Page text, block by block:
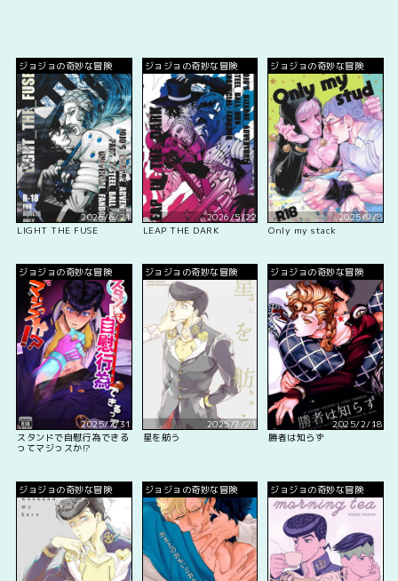
ジョジョの奇妙な冒険
2026/6/21
LIGHT THE FUSE
ジョジョの奇妙な冒険
2026/5/22
LEAP THE DARK
ジョジョの奇妙な冒険
2025/9/8
Only my stack
ジョジョの奇妙な冒険
2025/7/31
スタンドで自慰行為できる
ってマジっスか!?
ジョジョの奇妙な冒険
2025/7/21
星を舫う
ジョジョの奇妙な冒険
2025/2/18
勝者は知らず
ジョジョの奇妙な冒険 ジョジョの奇妙な冒険 ジョジョの奇妙な冒険